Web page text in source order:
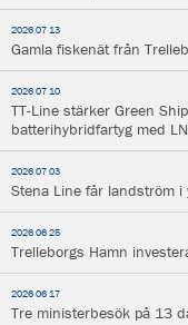
2026 07 13
Gamla fiskenät från
2026 07 10
TT-Line stärker Green
batterihybridfartyg med
2026 07 03
Stena Line får landström i
2026 06 25
Trelleborgs Hamn
2026 06 17
Tre ministerbesök på 13